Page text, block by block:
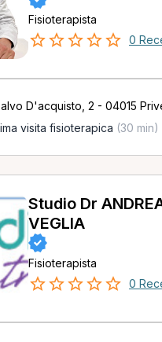
Fisioterapista
0
D'acquisto, 2 - 04015
visita fisioterapica (30 min)
Studio Dr
VEGLIA
Fisioterapista
0